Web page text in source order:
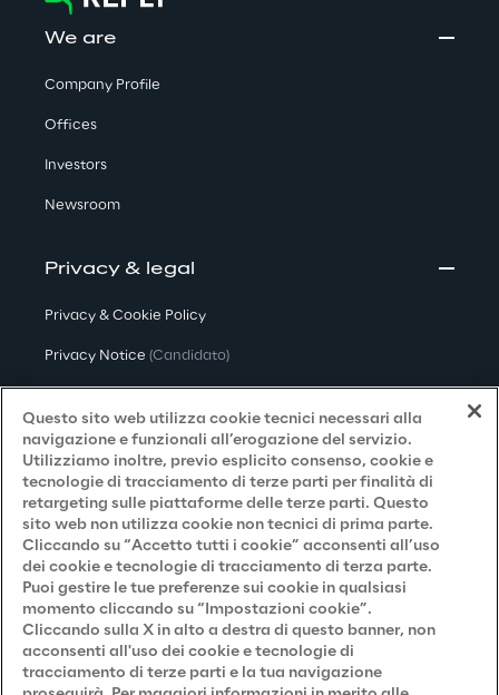
We are
Company Profile
Offices
Investors
Newsroom
Privacy & legal
Privacy & Cookie Policy
Privacy Notice (Candidato)
Privacy Notice(Fornitore)
Privacy Notice (Marketing)
Accessibilità
Careers
Contacts
Questo sito web utilizza cookie tecnici necessari alla
navigazione e funzionali all’erogazione del servizio.
Utilizziamo inoltre, previo esplicito consenso, cookie e
tecnologie di tracciamento di terze parti per finalità di
retargeting sulle piattaforme delle terze parti. Questo
sito web non utilizza cookie non tecnici di prima parte.
Cliccando su “Accetto tutti i cookie” acconsenti all’uso
dei cookie e tecnologie di tracciamento di terza parte.
Puoi gestire le tue preferenze sui cookie in qualsiasi
momento cliccando su “Impostazioni cookie”.
Cliccando sulla X in alto a destra di questo banner, non
acconsenti all'uso dei cookie e tecnologie di
tracciamento di terze parti e la tua navigazione